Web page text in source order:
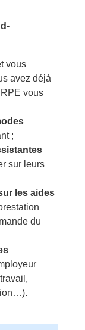
vous
avez déjà
vous
;
sur leurs
les aides
du